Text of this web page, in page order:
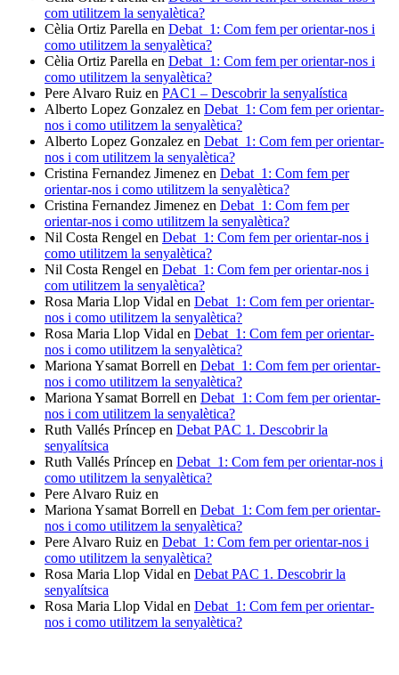
com utilitzem la senyalètica?
Cèlia Ortiz Parella en Debat_1: Com fem per orientar-nos i
como utilitzem la senyalètica?
Cèlia Ortiz Parella en Debat_1: Com fem per orientar-nos i
como utilitzem la senyalètica?
Pere Alvaro Ruiz en PAC1 – Descobrir la senyalística
Alberto Lopez Gonzalez en Debat_1: Com fem per orientar-
nos i como utilitzem la senyalètica?
Alberto Lopez Gonzalez en Debat_1: Com fem per orientar-
nos i com utilitzem la senyalètica?
Cristina Fernandez Jimenez en Debat_1: Com fem per
orientar-nos i como utilitzem la senyalètica?
Cristina Fernandez Jimenez en Debat_1: Com fem per
orientar-nos i como utilitzem la senyalètica?
Nil Costa Rengel en Debat_1: Com fem per orientar-nos i
como utilitzem la senyalètica?
Nil Costa Rengel en Debat_1: Com fem per orientar-nos i
com utilitzem la senyalètica?
Rosa Maria Llop Vidal en Debat_1: Com fem per orientar-
nos i como utilitzem la senyalètica?
Rosa Maria Llop Vidal en Debat_1: Com fem per orientar-
nos i como utilitzem la senyalètica?
Mariona Ysamat Borrell en Debat_1: Com fem per orientar-
nos i como utilitzem la senyalètica?
Mariona Ysamat Borrell en Debat_1: Com fem per orientar-
nos i com utilitzem la senyalètica?
Ruth Vallés Príncep en Debat PAC 1. Descobrir la
senyalítsica
Ruth Vallés Príncep en Debat_1: Com fem per orientar-nos i
como utilitzem la senyalètica?
Pere Alvaro Ruiz en
Mariona Ysamat Borrell en Debat_1: Com fem per orientar-
nos i como utilitzem la senyalètica?
Pere Alvaro Ruiz en Debat_1: Com fem per orientar-nos i
como utilitzem la senyalètica?
Rosa Maria Llop Vidal en Debat PAC 1. Descobrir la
senyalítsica
Rosa Maria Llop Vidal en Debat_1: Com fem per orientar-
nos i como utilitzem la senyalètica?